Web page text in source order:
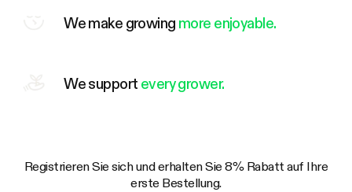
We make growing more enjoyable.
We support every grower.
Registrieren Sie sich und erhalten Sie 8% Rabatt auf Ihre
erste Bestellung.